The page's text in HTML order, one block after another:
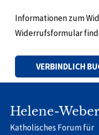
Informationen zum
Widerrufsformular
Helene-
Katholisches Forum für